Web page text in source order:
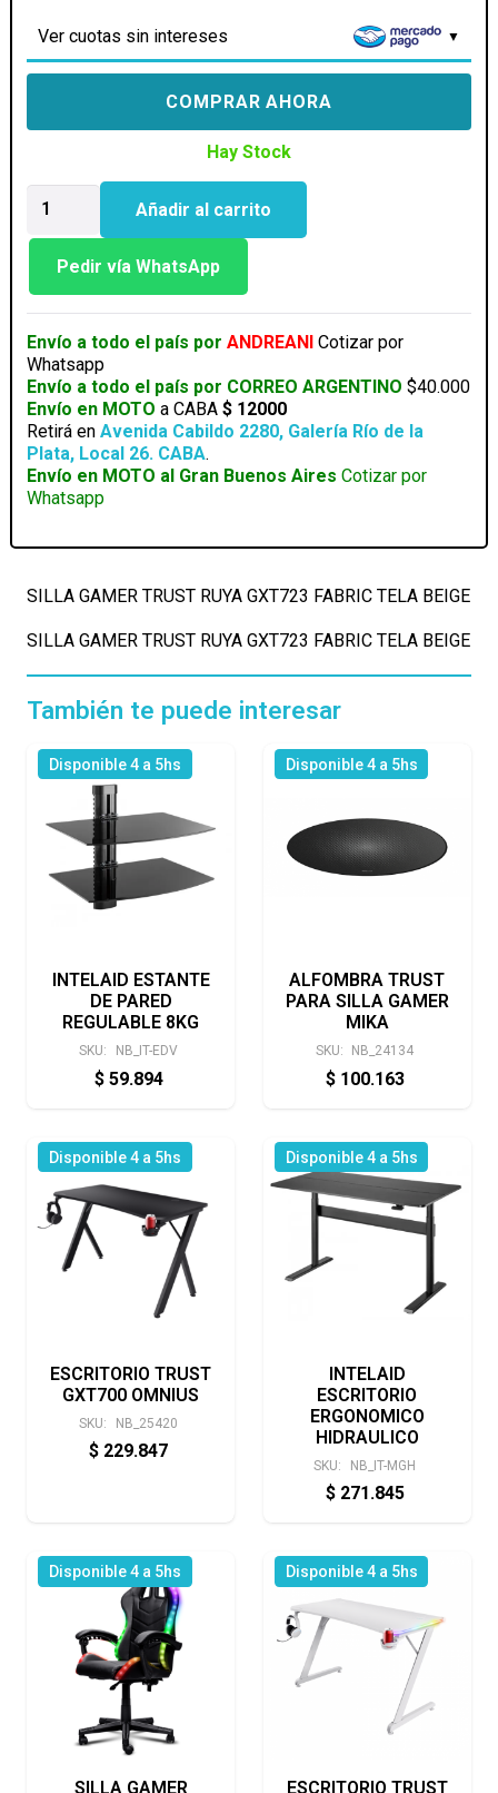
Ver cuotas sin intereses
COMPRAR AHORA
Hay Stock
GAMER
TRUST
RUYA
BEIGE
cantidad
Añadir al carrito
Pedir vía WhatsApp
Envío a todo el país por ANDREANI Cotizar por
Whatsapp
Envío a todo el país por CORREO ARGENTINO $40.000
Envío en MOTO a CABA$ 12000
Retirá enAvenida Cabildo 2280, Galería Río de la
Plata, Local 26. CABA.
Envío en MOTO al Gran Buenos Aires Cotizar por
Whatsapp
SILLA GAMER TRUST RUYA GXT723 FABRIC TELA BEIGE
SILLA GAMER TRUST RUYA GXT723 FABRIC TELA BEIGE
También te puede interesar
Disponible 4 a 5hs
INTELAID ESTANTE
DE PARED
REGULABLE 8KG
SKU: NB_IT-EDV
$ 59.894
Disponible 4 a 5hs
ALFOMBRA TRUST
PARA SILLA GAMER
MIKA
SKU: NB_24134
$ 100.163
Disponible 4 a 5hs
ESCRITORIO TRUST
GXT700 OMNIUS
SKU: NB_25420
$ 229.847
Disponible 4 a 5hs
INTELAID
ESCRITORIO
ERGONOMICO
HIDRAULICO
SKU: NB_IT-MGH
$ 271.845
Disponible 4 a 5hs
SILLA GAMER
Disponible 4 a 5hs
ESCRITORIO TRUST